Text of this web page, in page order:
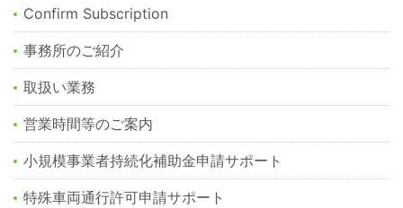
Confirm Subscription
事務所のご紹介
取扱い業務
営業時間等のご案内
小規模事業者持続化補助金申請サポート
特殊車両通行許可申請サポート